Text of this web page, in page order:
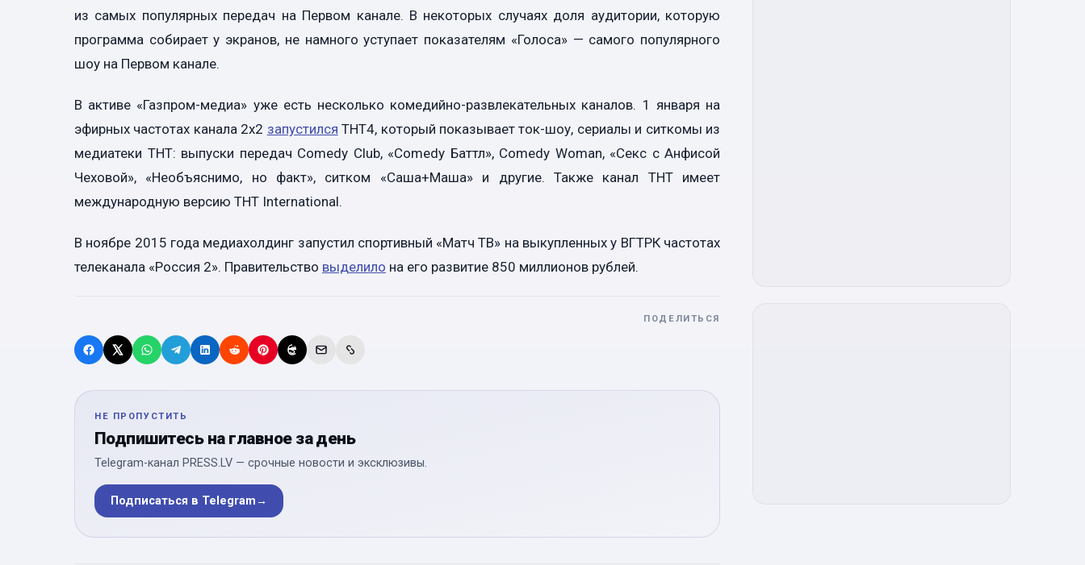
из самых популярных передач на Первом канале. В некоторых случаях доля аудитории, которую
программа собирает у экранов, не намного уступает показателям «Голоса» — самого популярного
шоу на Первом канале.
В активе «Газпром-медиа» уже есть несколько комедийно-развлекательных каналов. 1 января на
эфирных частотах канала 2х2 запустился ТНТ4, который показывает ток-шоу, сериалы и ситкомы из
медиатеки ТНТ: выпуски передач Comedy Club, «Comedy Баттл», Comedy Woman, «Секс с Анфисой
Чеховой», «Необъяснимо, но факт», ситком «Саша+Маша» и другие. Также канал ТНТ имеет
международную версию ТНТ International.
В ноябре 2015 года медиахолдинг запустил спортивный «Матч ТВ» на выкупленных у ВГТРК частотах
телеканала «Россия 2». Правительство выделило на его развитие 850 миллионов рублей.
ПОДЕЛИТЬСЯ
НЕ ПРОПУСТИТЬ
Подпишитесь на главное за день
Telegram-канал PRESS.LV — срочные новости и эксклюзивы.
Подписаться в Telegram→